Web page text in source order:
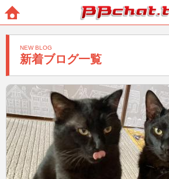
BBchatTV
新着ブログ一覧
NEW BLOG